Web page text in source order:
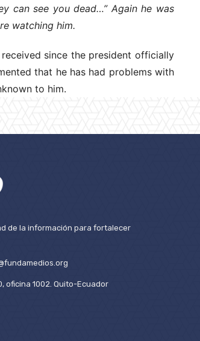
can see you dead…” Again he was
watching him.
since the president officially
that he has had problems with
to him.
de la información para fortalecer
oficina 1002. Quito-Ecuador